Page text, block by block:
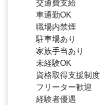
交通費支給
車通勤OK
職場内禁煙
駐車場あり
家族手当あり
未経験OK
資格取得支援制度
フリーター歓迎
経験者優遇